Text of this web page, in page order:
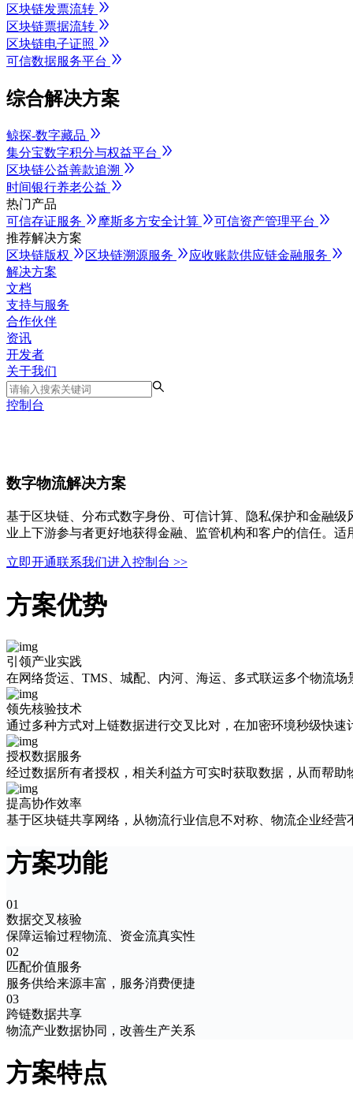
区块链发票流转
区块链票据流转
区块链电子证照
可信数据服务平台
综合解决方案
鲸探-数字藏品
集分宝数字积分与权益平台
区块链公益善款追溯
时间银行养老公益
热门产品
可信存证服务
摩斯多方安全计算
可信资产管理平台
推荐解决方案
区块链版权
区块链溯源服务
应收账款供应链金融服务
解决方案
文档
支持与服务
合作伙伴
资讯
开发者
关于我们
控制台
数字物流解决方案
基于区块链、分布式数字身份、可信计算、隐私保护和金融
业上下游参与者更好地获得金融、监管机构和客户的信任。
立即开通联系我们进入控制台 >>
方案优势
引领产业实践
在网络货运、TMS、城配、内河、海运、多式联运多个物流
领先核验技术
通过多种方式对上链数据进行交叉比对，在加密环境秒级快
授权数据服务
经过数据所有者授权，相关利益方可实时获取数据，从而帮
提高协作效率
基于区块链共享网络，从物流行业信息不对称、物流企业经
方案功能
01
数据交叉核验
保障运输过程物流、资金流真实性
02
匹配价值服务
服务供给来源丰富，服务消费便捷
03
跨链数据共享
物流产业数据协同，改善生产关系
方案特点